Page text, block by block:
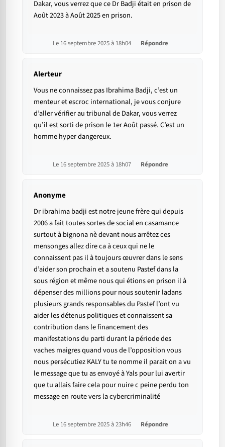
Dakar, vous verrez que ce Dr Badji était en prison de
Août 2023 à Août 2025 en prison.
Le 16 septembre 2025 à 18h04 Répondre
Alerteur
Vous ne connaissez pas Ibrahima Badji, c’est un
menteur et escroc international, je vous conjure
d’aller vérifier au tribunal de Dakar, vous verrez
qu’il est sorti de prison le 1er Août passé. C’est un
homme hyper dangereux.
Le 16 septembre 2025 à 18h07 Répondre
Anonyme
Dr ibrahima badji est notre jeune frère qui depuis
2006 a fait toutes sortes de social en casamance
surtout à bignona nè devant nous arrêtez ces
mensonges allez dire ca à ceux qui ne le
connaissent pas il à toujours œuvrer dans le sens
d’aider son prochain et a soutenu Pastef dans la
sous région et même nous qui étions en prison il à
dépenser des millions pour nous soutenir ladans
plusieurs grands responsables du Pastef l’ont vu
aider les détenus politiques et connaissent sa
contribution dans le financement des
manifestations du parti durant la période des
vaches maigres quand vous de l’opposition vous
nous persécutiez KALY tu te nomme il parait on a vu
le message que tu as envoyé à Yals pour lui avertir
que tu allais faire cela pour nuire c peine perdu ton
message en route vers la cybercriminalité
Le 16 septembre 2025 à 23h46 Répondre